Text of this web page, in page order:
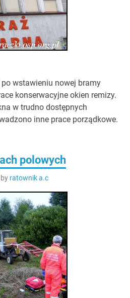
po wstawieniu nowej bramy
konserwacyjne okien remizy.
w trudno dostępnych
inne prace porządkowe.
polowych
by ratownik a.c